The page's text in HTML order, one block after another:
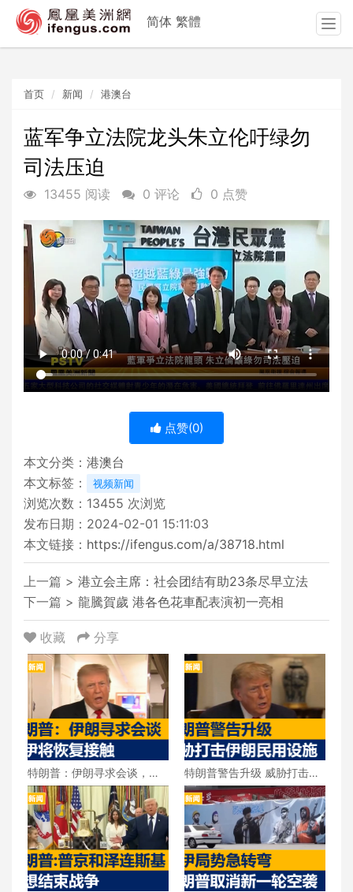
首页 新闻 港澳台
蓝军争立法院龙头朱立伦吁绿勿
司法压迫
13455 阅读 0 评论 0 点赞
点赞(0)
本文分类： 港澳台
本文标签：
视频新闻
浏览次数： 13455 次浏览
发布日期：2024-02-01 15:11:03
本文链接： https://ifengus.com/a/38718.html
上一篇 > 港立会主席：社会团结有助23条尽早立法
下一篇 > 龍騰賀歲 港各色花車配表演初一亮相
收藏 分享
特朗普：伊朗寻求会谈，美
伊将恢复接触
特朗普警告升级 威胁打击伊
朗民用设施
简体 繁體
T
o
a
t